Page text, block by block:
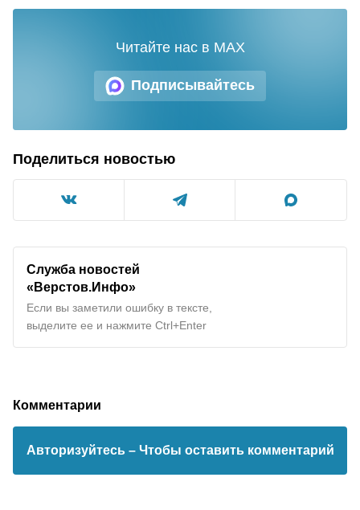
Подписывайтесь
Читайте нас в MAX
Поделиться новостью
Служба новостей
«Верстов.Инфо»
Если вы заметили ошибку в тексте,
выделите ее и нажмите Ctrl+Enter
Комментарии
Авторизуйтесь – Чтобы оставить комментарий